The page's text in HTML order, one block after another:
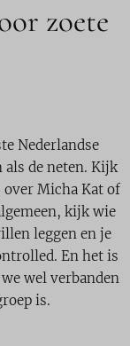
zoete
Nederlandse
als de neten. Kijk
Micha Kat of
kijk wie
leggen en je
En het is
wel verbanden
is.